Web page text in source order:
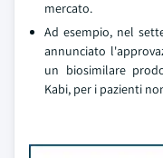
mercato.
Ad esempio, nel
annunciato
un biosimilare
Kabi, per i pazienti